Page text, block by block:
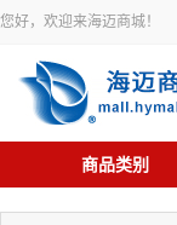
您好，欢迎来海迈商城！
商品类别